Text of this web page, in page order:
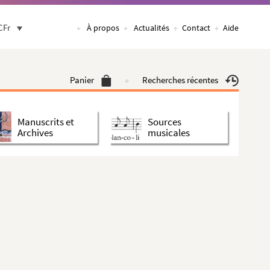
À propos Actualités Contact Aide
Panier Recherches récentes
Manuscrits et
Archives
Sources
musicales